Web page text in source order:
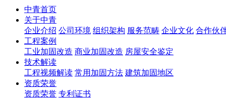
中青首页
关于中青
企业介绍 公司环境 组织架构 服务范畴 企业文化 合作伙
工程案例
工业加固改造 商业加固改造 房屋安全鉴定
技术解读
工程视频解读 常用加固方法 建筑加固地区
资质荣誉
资质荣誉 专利证书